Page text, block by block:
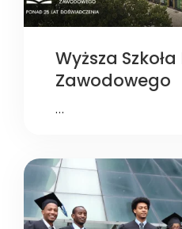
Wyższa
Zawodowego
…